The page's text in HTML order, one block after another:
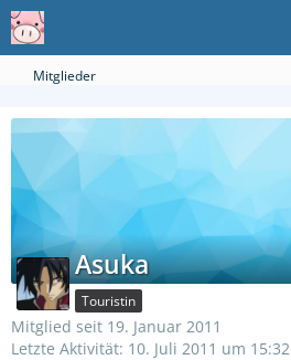
Mitglieder
Asuka
Touristin
Mitglied seit 19. Januar 2011
Letzte Aktivität: 10. Juli 2011 um 15:32